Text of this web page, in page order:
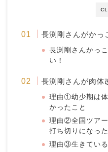
長渕剛さんがかっ
長渕剛さんかっ
い！
長渕剛さんが肉体
理由①幼少期は
かったこと
理由②全国ツア
打ち切りになっ
理由③生きてい